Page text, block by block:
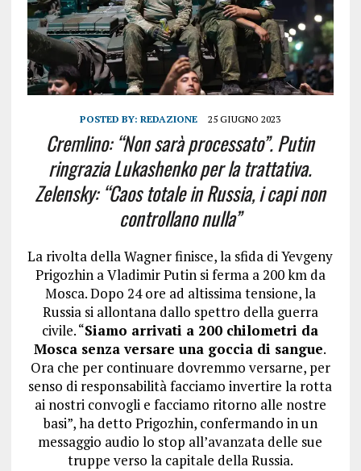
POSTED BY:REDAZIONE 25 GIUGNO 2023
Cremlino: “Non sarà processato”. Putin
ringrazia Lukashenko per la trattativa.
Zelensky: “Caos totale in Russia, i capi non
controllano nulla”
La rivolta della Wagner finisce, la sfida di Yevgeny
Prigozhin a Vladimir Putin si ferma a 200 km da
Mosca. Dopo 24 ore ad altissima tensione, la
Russia si allontana dallo spettro della guerra
civile. “Siamo arrivati a 200 chilometri da
Mosca senza versare una goccia di sangue.
Ora che per continuare dovremmo versarne, per
senso di responsabilità facciamo invertire la rotta
ai nostri convogli e facciamo ritorno alle nostre
basi”, ha detto Prigozhin, confermando in un
messaggio audio lo stop all’avanzata delle sue
truppe verso la capitale della Russia.